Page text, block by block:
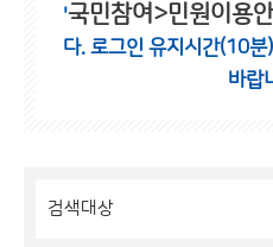
'국민참여>민원이용
다. 로그인 유지시간(10분
바랍